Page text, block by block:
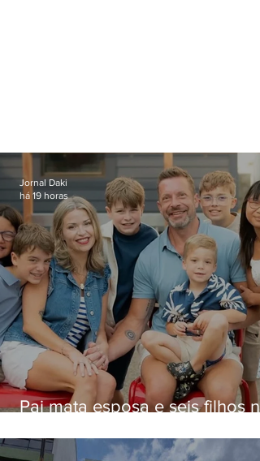
Pai mata esposa e seis filhos
Jornal Daki
há 19 horas